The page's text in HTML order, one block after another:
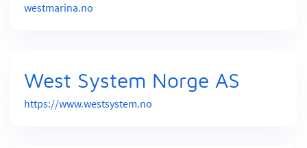
westmarina.no
West System Norge AS
https://www.westsystem.no